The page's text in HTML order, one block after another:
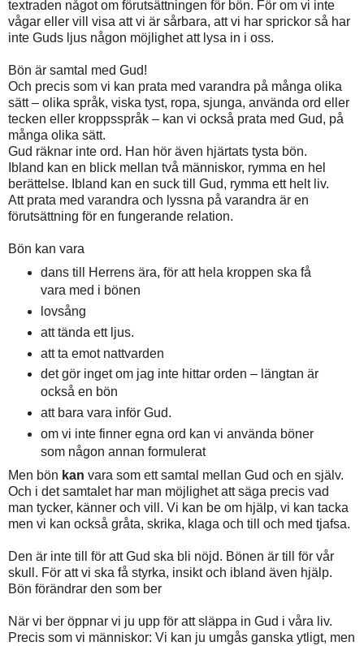
textraden något om förutsättningen för bön. För om vi inte
vågar eller vill visa att vi är sårbara, att vi har sprickor så har
inte Guds ljus någon möjlighet att lysa in i oss.
Bön är samtal med Gud!
Och precis som vi kan prata med varandra på många olika
sätt – olika språk, viska tyst, ropa, sjunga, använda ord eller
tecken eller kroppsspråk – kan vi också prata med Gud, på
många olika sätt.
Gud räknar inte ord. Han hör även hjärtats tysta bön.
Ibland kan en blick mellan två människor, rymma en hel
berättelse. Ibland kan en suck till Gud, rymma ett helt liv.
Att prata med varandra och lyssna på varandra är en
förutsättning för en fungerande relation.
Bön kan vara
dans till Herrens ära, för att hela kroppen ska få
vara med i bönen
lovsång
att tända ett ljus.
att ta emot nattvarden
det gör inget om jag inte hittar orden – längtan är
också en bön
att bara vara inför Gud.
om vi inte finner egna ord kan vi använda böner
som någon annan formulerat
Men bön kan vara som ett samtal mellan Gud och en själv.
Och i det samtalet har man möjlighet att säga precis vad
man tycker, känner och vill. Vi kan be om hjälp, vi kan tacka
men vi kan också gråta, skrika, klaga och till och med tjafsa.
Den är inte till för att Gud ska bli nöjd. Bönen är till för vår
skull. För att vi ska få styrka, insikt och ibland även hjälp.
Bön förändrar den som ber
När vi ber öppnar vi ju upp för att släppa in Gud i våra liv.
Precis som vi människor: Vi kan ju umgås ganska ytligt, men